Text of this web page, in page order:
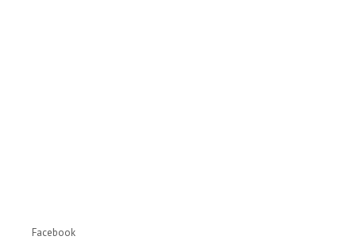
Facebook